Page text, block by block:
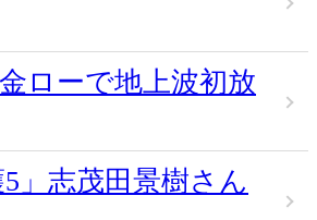
ローで地上波初放
5」志茂田景樹さん